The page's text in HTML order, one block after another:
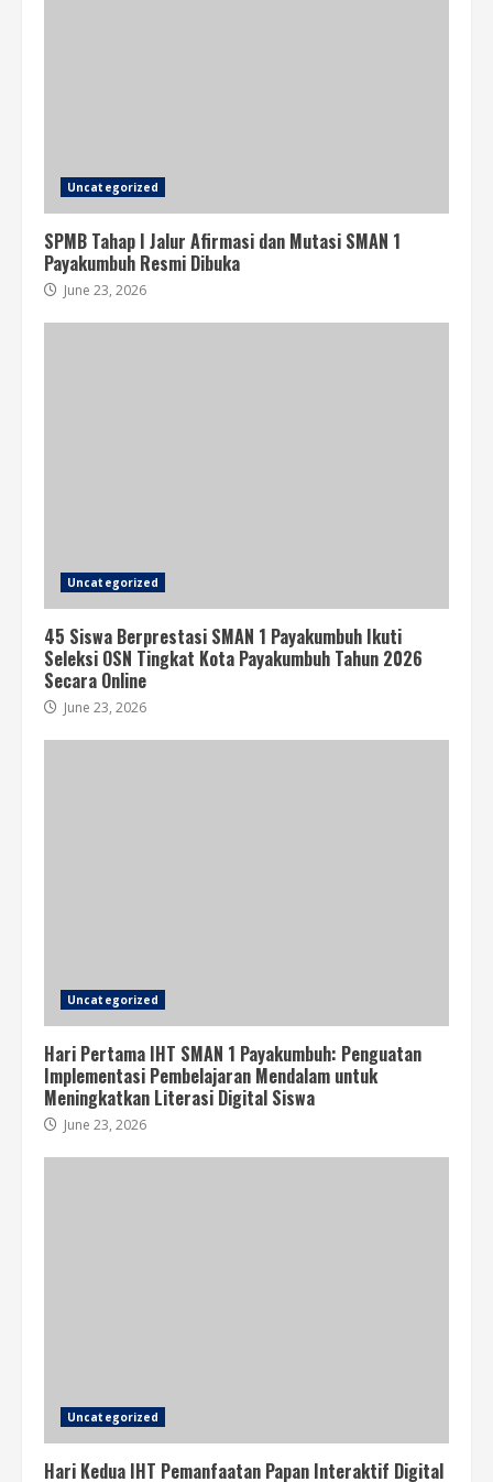
Uncategorized
SPMB Tahap I Jalur Afirmasi dan Mutasi SMAN 1
Payakumbuh Resmi Dibuka
June 23, 2026
Uncategorized
45 Siswa Berprestasi SMAN 1 Payakumbuh Ikuti
Seleksi OSN Tingkat Kota Payakumbuh Tahun 2026
Secara Online
June 23, 2026
Uncategorized
Hari Pertama IHT SMAN 1 Payakumbuh: Penguatan
Implementasi Pembelajaran Mendalam untuk
Meningkatkan Literasi Digital Siswa
June 23, 2026
Uncategorized
Hari Kedua IHT Pemanfaatan Papan Interaktif Digital